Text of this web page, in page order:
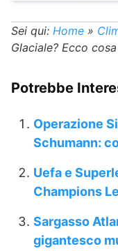
Sei qui: Home »
Glaciale? Ecco
Potrebbe
Operazione
Schumann:
Uefa e
Champions
Sargasso
gigantesco